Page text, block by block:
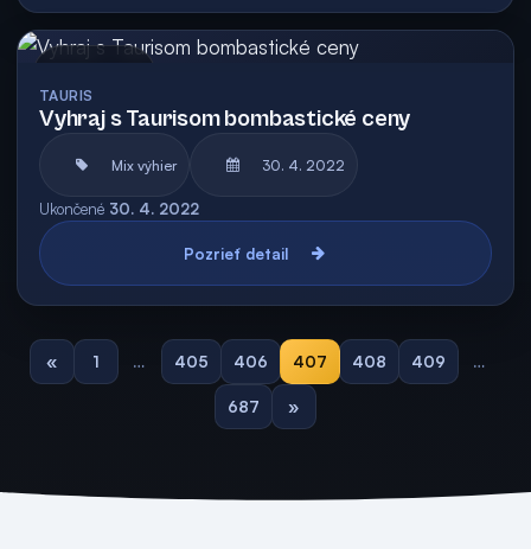
TAURIS
Vyhraj s Taurisom bombastické ceny
Mix výhier 30. 4. 2022
Ukončené 30. 4. 2022
Pozrieť detail
« 1 … 405 406 407 408 409 …
687 »